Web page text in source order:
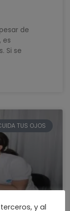
de
es
Si se
TUS OJOS
y al